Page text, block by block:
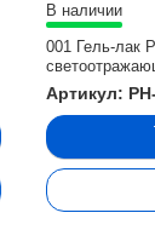
В наличии
001 Гель-лак
Артикул: